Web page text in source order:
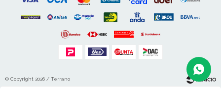
© Copyright 2026 / Terrano